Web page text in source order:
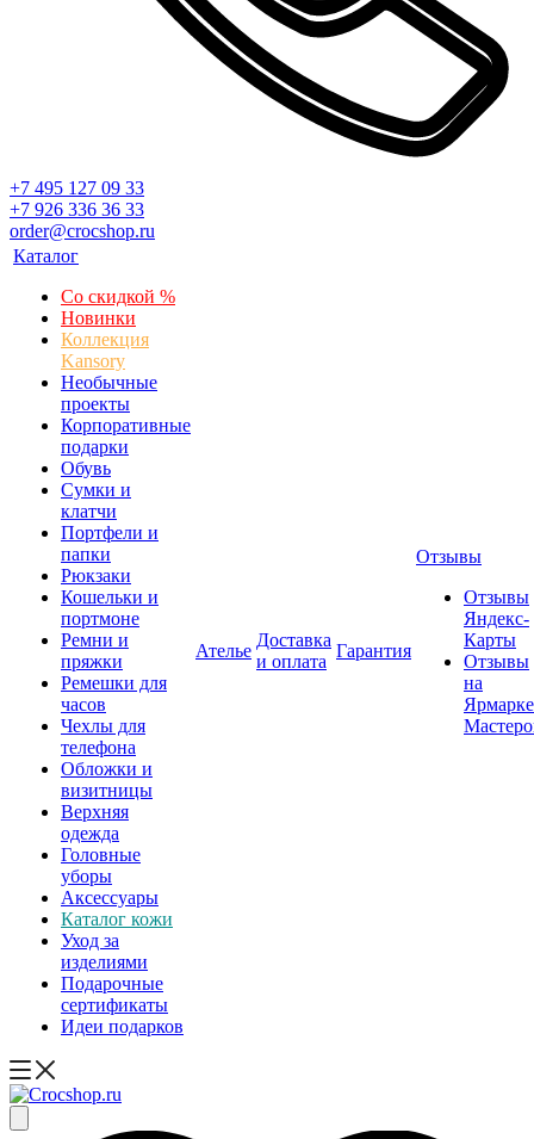
+7 495 127 09 33
+7 926 336 36 33
order@crocshop.ru
Каталог
Со скидкой %
Новинки
Коллекция
Kansory
Необычные
проекты
Корпоративные
подарки
Обувь
Сумки и
клатчи
Портфели и
папки
Рюкзаки
Кошельки и
портмоне
Ремни и
пряжки
Ремешки для
часов
Чехлы для
телефона
Обложки и
визитницы
Верхняя
одежда
Головные
уборы
Аксессуары
Каталог кожи
Уход за
изделиями
Подарочные
сертификаты
Идеи подарков
Ателье
Доставка
и оплата
Гарантия
Отзывы
Отзывы
Яндекс-
Карты
Отзывы
на
Ярмарке